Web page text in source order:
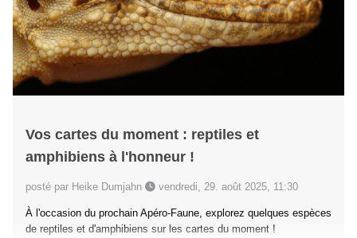
Vos cartes du moment : reptiles et
amphibiens à l'honneur !
posté par Heike Dumjahn vendredi, 29. août 2025, 11:30
À l'occasion du prochain Apéro-Faune, explorez quelques espèces
de reptiles et d'amphibiens sur les cartes du moment !